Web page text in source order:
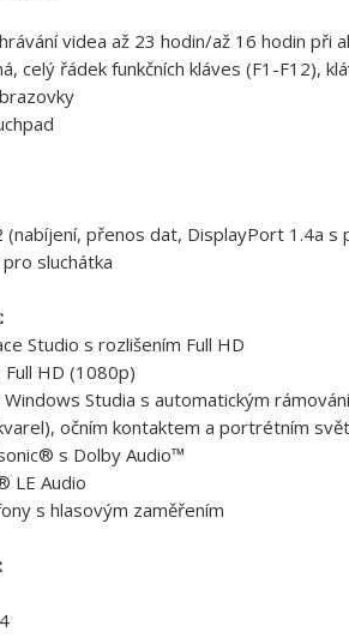
videa až 23 hodin/až 16 hodin při
celý řádek funkčních kláves (F1-F12),
(nabíjení, přenos dat, DisplayPort 1.4a
sluchátka
Studio s rozlišením Full HD
HD (1080p)
Studia s automatickým
očním kontaktem a portrétním
s Dolby Audio™
LE Audio
s hlasovým zaměřením